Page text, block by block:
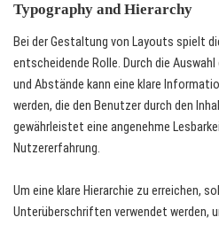
Typography and Hierarchy
Bei der Gestaltung von Layouts spielt
entscheidende Rolle. Durch die
und Abstände kann eine klare
werden, die den Benutzer durch den
gewährleistet eine angenehme
Nutzererfahrung.
Um eine klare Hierarchie zu erreichen,
Unterüberschriften verwendet werden,